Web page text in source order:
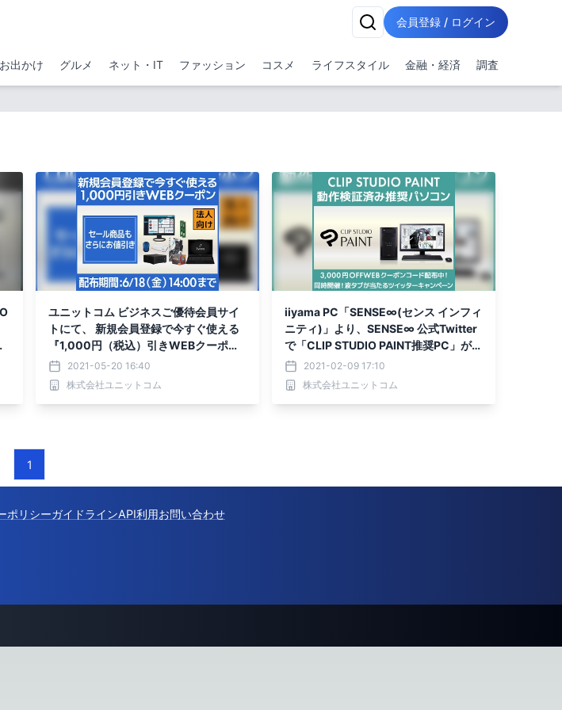
会員登録 / ログイン
出かけ グルメ ネット・IT ファッション コスメ ライフスタイル 金融・経済 調査
ユニットコム ビジネスご優待会員サイ
トにて、 新規会員登録で今すぐ使える
『1,000円（税込）引きWEBクーポン
コードプレゼント』 キャンペーンを実
施！
2021-05-20 16:40
株式会社ユニットコム
iiyama PC「SENSE∞(センス インフィ
ニティ)」より、SENSE∞ 公式Twitter
で「CLIP STUDIO PAINT推奨PC」が3,
000円OFFになるWEBクーポンコード
が貰える『デジタルイラスト・漫画デ
ビュー応援キャンペーン』を開催！
2021-02-09 17:10
株式会社ユニットコム
1
ポリシーガイドラインAPI利用お問い合わせ